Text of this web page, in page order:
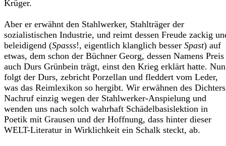
Krüger.
Aber er erwähnt den Stahlwerker, Stahlträger der
sozialistischen Industrie, und reimt dessen Freude zackig
beleidigend (Spasss!, eigentlich klanglich besser Spast) auf
etwas, dem schon der Büchner Georg, dessen Namens Preis
auch Durs Grünbein trägt, einst den Krieg erklärt hatte. Nun
folgt der Durs, zebricht Porzellan und fleddert vom Leder,
was das Reimlexikon so hergibt. Wir erwähnen des Dichters
Nachruf einzig wegen der Stahlwerker-Anspielung und
wenden uns nach solch wahrhaft Schädelbasislektion in
Poetik mit Grausen und der Hoffnung, dass hinter dieser
WELT-Literatur in Wirklichkeit ein Schalk steckt, ab.